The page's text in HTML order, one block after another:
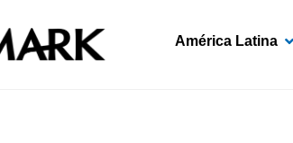
América Latina